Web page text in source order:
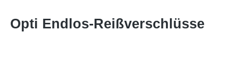
Opti Endlos-Reißverschlüsse